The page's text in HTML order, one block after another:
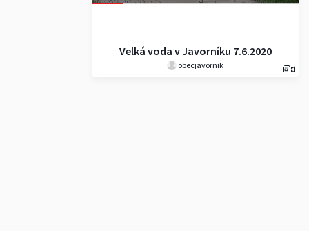
Velká voda v Javorníku 7.6.2020
obecjavornik